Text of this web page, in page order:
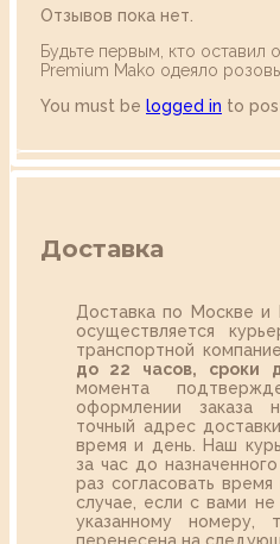
Отзывов пока нет.
Будьте первым, кто оставил
Premium Mako одеяло
You must be logged in to
Доставка
Доставка по Москве и
осуществляется
транспортной
до 22 часов,
сроки
момента
оформлении заказа
точный адрес
время и день. Наш
за час до
раз согласовать
случае, если с вами не
указанному номеру,